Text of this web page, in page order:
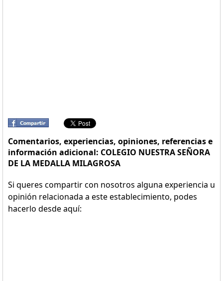
Comentarios, experiencias, opiniones, referencias e
información adicional: COLEGIO NUESTRA SEÑORA
DE LA MEDALLA MILAGROSA
Si queres compartir con nosotros alguna experiencia u
opinión relacionada a este establecimiento, podes
hacerlo desde aquí: